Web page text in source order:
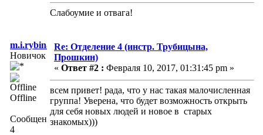
Слабоумие и отвага!
m.i.rybina@yandex.ru
Новичок
Offline
Сообщений:
4
Re: Отделение 4 (инстр. Трубицына,
Прошкин)
« Ответ #2 : Февраля 10, 2017, 01:31:45 pm »
всем привет! рада, что у нас такая малочисленная
группа! Уверена, что будет возможность открыть
для себя новых людей и новое в старых
знакомых)))